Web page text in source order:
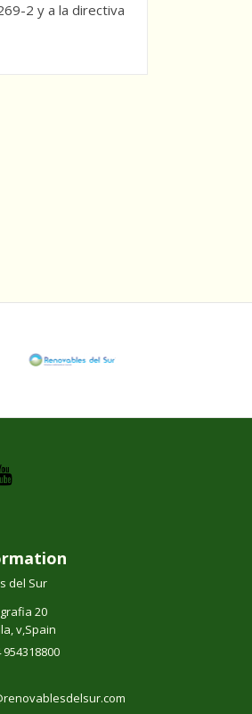
2 y a la directiva
del Sur
20
v,Spain
954318800